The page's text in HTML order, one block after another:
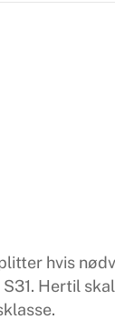
hvis
S31. Hertil